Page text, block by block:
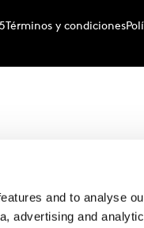
and to analyse
advertising and
Términos y condiciones